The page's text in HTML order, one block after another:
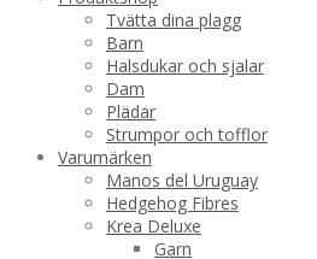
Tvätta dina plagg
Barn
Halsdukar och sjalar
Dam
Plädar
Strumpor och tofflor
Varumärken
Manos del Uruguay
Hedgehog Fibres
Krea Deluxe
Garn